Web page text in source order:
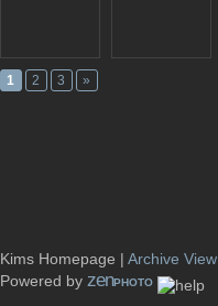
1 2 3 »
Kims Homepage | Archive View
Powered by zenPHOTO